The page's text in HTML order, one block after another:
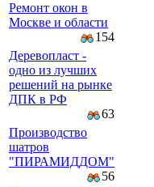
Ремонт окон в
Москве и области
154
Деревопласт -
одно из лучших
решений на рынке
ДПК в РФ
63
Производство
шатров
"ПИРАМИДДОМ"
56